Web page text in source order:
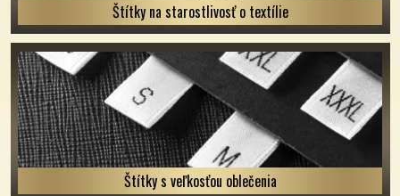
Štítky na starostlivosť o textílie
Štítky s veľkosťou oblečenia